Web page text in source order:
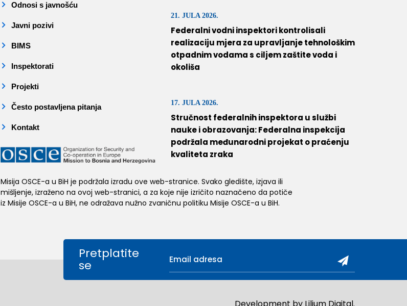
Odnosi s javnošću
Javni pozivi
BIMS
Inspektorati
Projekti
Često postavljena pitanja
Kontakt
Misija OSCE-a u BiH je podržala izradu ove web-stranice. Svako gledište, izjava ili
mišljenje, izraženo na ovoj web-stranici, a za koje nije izričito naznačeno da potiče
iz Misije OSCE-a u BiH, ne odražava nužno zvaničnu politiku Misije OSCE-a u BiH.
21. JULA 2026.
Federalni vodni inspektori kontrolisali
realizaciju mjera za upravljanje tehnološkim
otpadnim vodama s ciljem zaštite voda i
okoliša
17. JULA 2026.
Stručnost federalnih inspektora u službi
nauke i obrazovanja: Federalna inspekcija
podržala međunarodni projekat o praćenju
kvaliteta zraka
Pretplatite
se